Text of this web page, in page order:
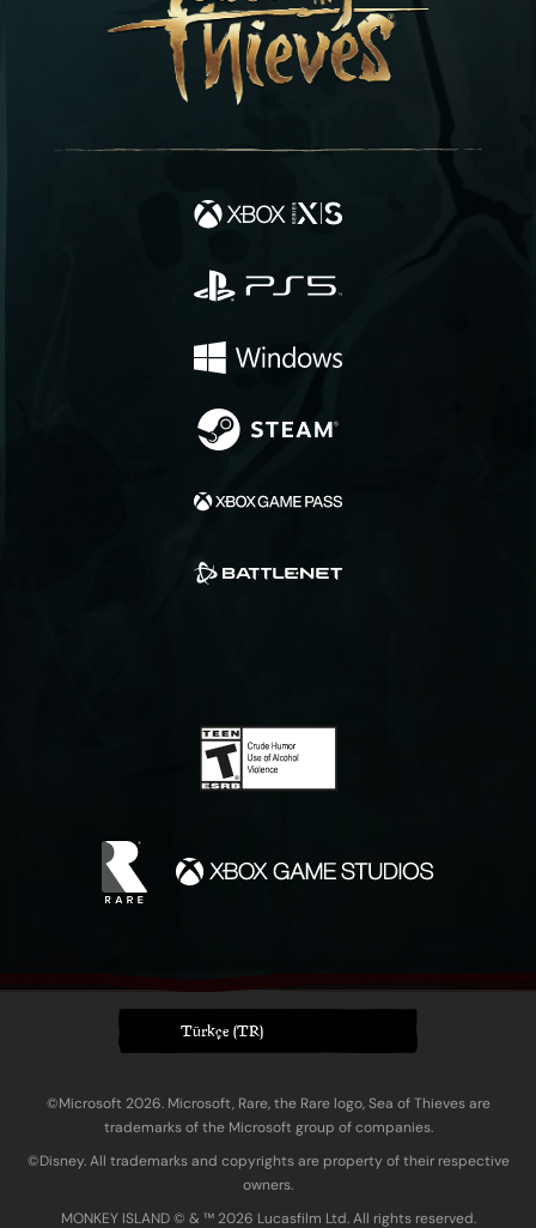
Türkçe (TR)
©Microsoft 2026. Microsoft, Rare, the Rare logo, Sea of Thieves are
trademarks of the Microsoft group of companies.
©Disney. All trademarks and copyrights are property of their respective
owners.
MONKEY ISLAND © & ™ 20‍26 Lucasfilm Ltd. All rights reserved.